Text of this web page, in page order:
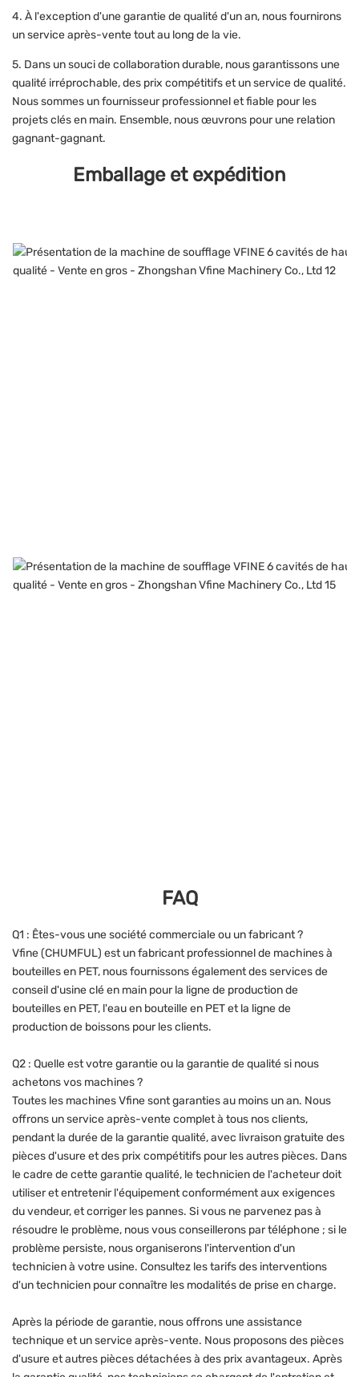
4. À l'exception d'une garantie de qualité d'un an, nous fournirons
un service après-vente tout au long de la vie.
5. Dans un souci de collaboration durable, nous garantissons une
qualité irréprochable, des prix compétitifs et un service de qualité.
Nous sommes un fournisseur professionnel et fiable pour les
projets clés en main. Ensemble, nous œuvrons pour une relation
gagnant-gagnant.
Emballage et expédition
FAQ
Q1 : Êtes-vous une société commerciale ou un fabricant ?
Vfine (CHUMFUL) est un fabricant professionnel de machines à
bouteilles en PET, nous fournissons également des services de
conseil d'usine clé en main pour la ligne de production de
bouteilles en PET, l'eau en bouteille en PET et la ligne de
production de boissons pour les clients.
Q2 : Quelle est votre garantie ou la garantie de qualité si nous
achetons vos machines ?
Toutes les machines Vfine sont garanties au moins un an. Nous
offrons un service après-vente complet à tous nos clients,
pendant la durée de la garantie qualité, avec livraison gratuite des
pièces d'usure et des prix compétitifs pour les autres pièces. Dans
le cadre de cette garantie qualité, le technicien de l'acheteur doit
utiliser et entretenir l'équipement conformément aux exigences
du vendeur, et corriger les pannes. Si vous ne parvenez pas à
résoudre le problème, nous vous conseillerons par téléphone ; si le
problème persiste, nous organiserons l'intervention d'un
technicien à votre usine. Consultez les tarifs des interventions
d'un technicien pour connaître les modalités de prise en charge.
Après la période de garantie, nous offrons une assistance
technique et un service après-vente. Nous proposons des pièces
d'usure et autres pièces détachées à des prix avantageux. Après